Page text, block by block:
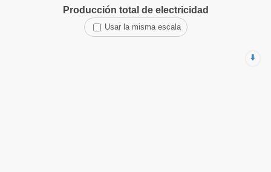
Producción total de electricidad
Usar la misma escala
⬇️